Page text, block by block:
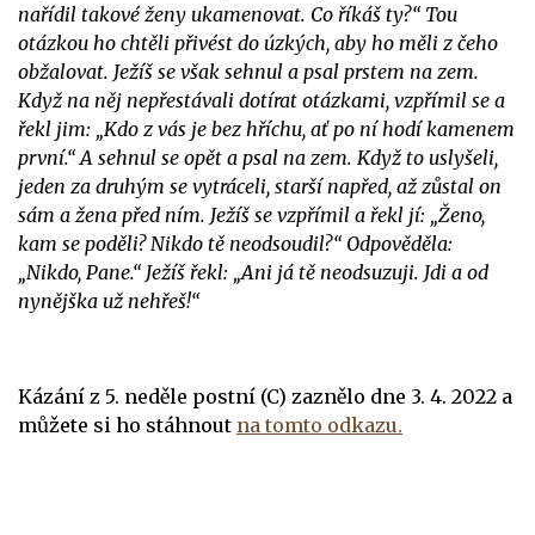
nařídil takové ženy ukamenovat. Co říkáš ty?“ Tou
otázkou ho chtěli přivést do úzkých, aby ho měli z čeho
obžalovat. Ježíš se však sehnul a psal prstem na zem.
Když na něj nepřestávali dotírat otázkami, vzpřímil se a
řekl jim: „Kdo z vás je bez hříchu, ať po ní hodí kamenem
první.“ A sehnul se opět a psal na zem. Když to uslyšeli,
jeden za druhým se vytráceli, starší napřed, až zůstal on
sám a žena před ním. Ježíš se vzpřímil a řekl jí: „Ženo,
kam se poděli? Nikdo tě neodsoudil?“ Odpověděla:
„Nikdo, Pane.“ Ježíš řekl: „Ani já tě neodsuzuji. Jdi a od
nynějška už nehřeš!“
Kázání z 5. neděle postní (C) zaznělo dne 3. 4. 2022 a
můžete si ho stáhnout na tomto odkazu.